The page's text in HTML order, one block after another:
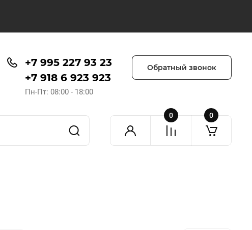
+7 995 227 93 23
+7 918 6 923 923
Пн-Пт: 08:00 - 18:00
Обратный звонок
0 0